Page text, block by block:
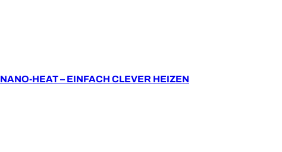
NANO-HEAT – EINFACH CLEVER HEIZEN